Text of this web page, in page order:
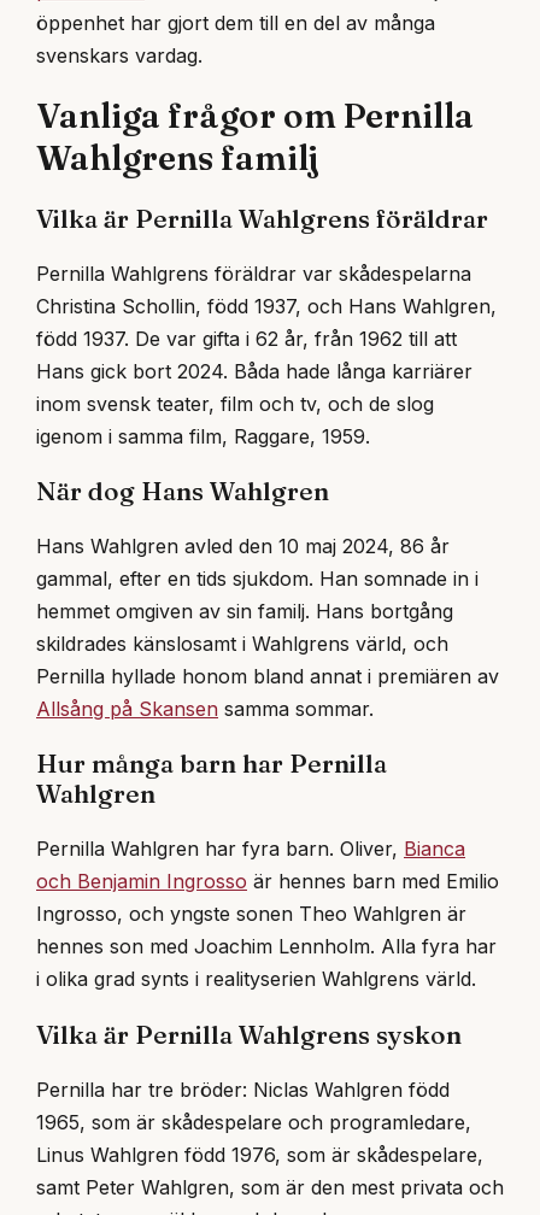
öppenhet har gjort dem till en del av många
svenskars vardag.
Vanliga frågor om Pernilla
Wahlgrens familj
Vilka är Pernilla Wahlgrens föräldrar
Pernilla Wahlgrens föräldrar var skådespelarna
Christina Schollin, född 1937, och Hans Wahlgren,
född 1937. De var gifta i 62 år, från 1962 till att
Hans gick bort 2024. Båda hade långa karriärer
inom svensk teater, film och tv, och de slog
igenom i samma film, Raggare, 1959.
När dog Hans Wahlgren
Hans Wahlgren avled den 10 maj 2024, 86 år
gammal, efter en tids sjukdom. Han somnade in i
hemmet omgiven av sin familj. Hans bortgång
skildrades känslosamt i Wahlgrens värld, och
Pernilla hyllade honom bland annat i premiären av
Allsång på Skansen samma sommar.
Hur många barn har Pernilla
Wahlgren
Pernilla Wahlgren har fyra barn. Oliver, Bianca
och Benjamin Ingrosso är hennes barn med Emilio
Ingrosso, och yngste sonen Theo Wahlgren är
hennes son med Joachim Lennholm. Alla fyra har
i olika grad synts i realityserien Wahlgrens värld.
Vilka är Pernilla Wahlgrens syskon
Pernilla har tre bröder: Niclas Wahlgren född
1965, som är skådespelare och programledare,
Linus Wahlgren född 1976, som är skådespelare,
samt Peter Wahlgren, som är den mest privata och